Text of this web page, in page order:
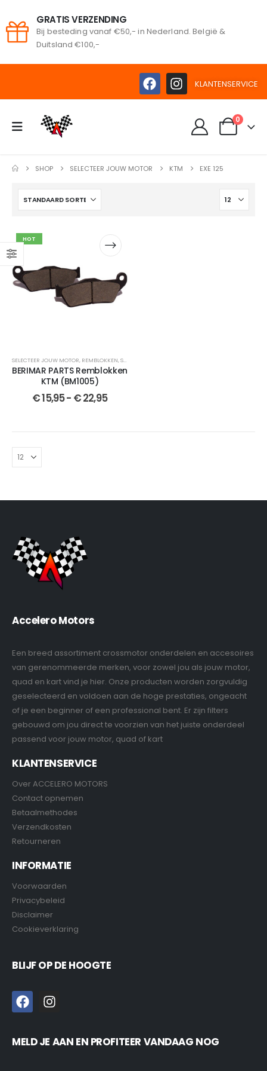
GRATIS VERZENDING
Bij besteding vanaf €50,- in Nederland. België &
Duitsland €100,-
KLANTENSERVICE
0
SHOP SELECTEER JOUW MOTOR KTM EXE 125
HOT
SELECTEER JOUW MOTOR, REMBLOKKEN,SEMI-GESINTERDE
BERIMAR PARTS Remblokken
KTM (BM1005)
€15,95- €22,95
Accelero Motors
Een breed assortiment crossmotor onderdelen en accesoires
van gerenommeerde merken, voor zowel jou als jouw motor,
quad en kart vind je hier. Onze producten worden zorgvuldig
geselecteerd en voldoen aan de hoge prestaties, ongeacht
of je een beginner of een professional bent. Er zijn filters
gebouwd om jou direct te voorzien van het juiste onderdeel
passend voor jouw motor, quad of kart
KLANTENSERVICE
Over ACCELERO MOTORS
Contact opnemen
Betaalmethodes
Verzendkosten
Retourneren
INFORMATIE
Voorwaarden
Privacybeleid
Disclaimer
Cookieverklaring
BLIJF OP DE HOOGTE
MELD JE AAN EN PROFITEER VANDAAG NOG